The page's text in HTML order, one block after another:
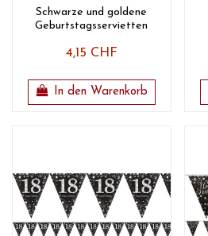
Schwarze und goldene
Geburtstagsservietten
4,15 CHF
In den Warenkorb